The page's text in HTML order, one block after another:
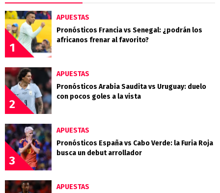
1
APUESTAS
Pronósticos Francia vs Senegal: ¿podrán los
africanos frenar al favorito?
2
APUESTAS
Pronósticos Arabia Saudita vs Uruguay: duelo
con pocos goles a la vista
3
APUESTAS
Pronósticos España vs Cabo Verde: la Furia Roja
busca un debut arrollador
APUESTAS